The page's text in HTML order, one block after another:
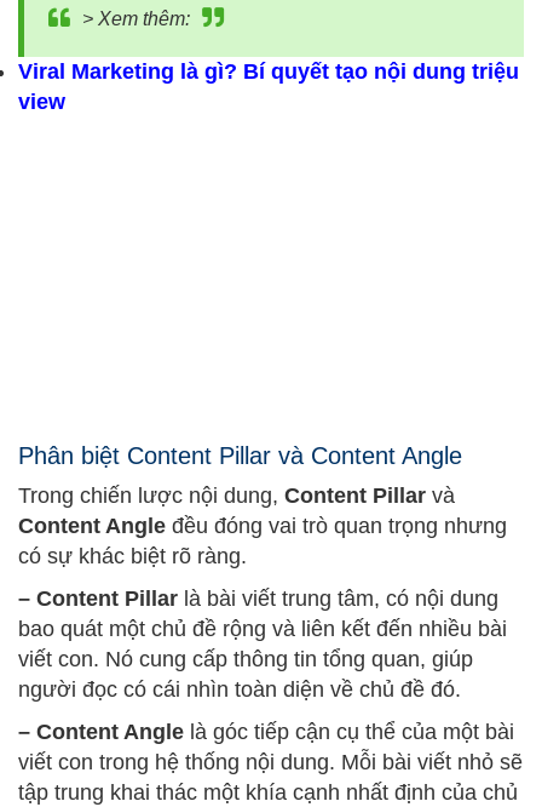
> Xem thêm:
Viral Marketing là gì? Bí quyết tạo nội dung triệu
view
Phân biệt Content Pillar và Content Angle
Trong chiến lược nội dung, Content Pillar và
Content Angle đều đóng vai trò quan trọng nhưng
có sự khác biệt rõ ràng.
– Content Pillar là bài viết trung tâm, có nội dung
bao quát một chủ đề rộng và liên kết đến nhiều bài
viết con. Nó cung cấp thông tin tổng quan, giúp
người đọc có cái nhìn toàn diện về chủ đề đó.
– Content Angle là góc tiếp cận cụ thể của một bài
viết con trong hệ thống nội dung. Mỗi bài viết nhỏ sẽ
tập trung khai thác một khía cạnh nhất định của chủ